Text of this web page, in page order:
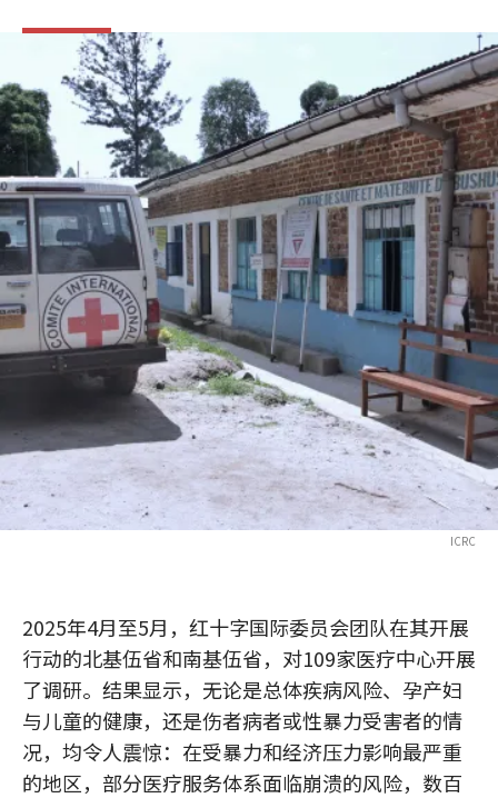
ICRC
2025年4月至5月，红十字国际委员会团队在其开展
行动的北基伍省和南基伍省，对109家医疗中心开展
了调研。结果显示，无论是总体疾病风险、孕产妇
与儿童的健康，还是伤者病者或性暴力受害者的情
况，均令人震惊：在受暴力和经济压力影响最严重
的地区，部分医疗服务体系面临崩溃的风险，数百